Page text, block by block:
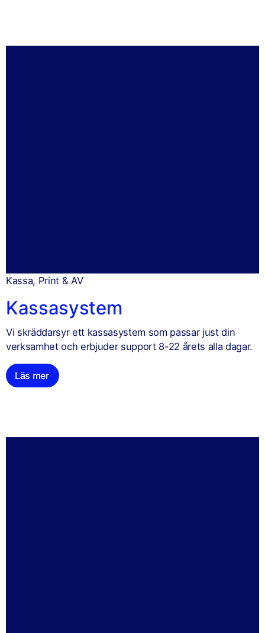
Kassa, Print & AV
Kassasystem
Vi skräddarsyr ett kassasystem som passar just din
verksamhet och erbjuder support 8-22 årets alla dagar.
Läs mer